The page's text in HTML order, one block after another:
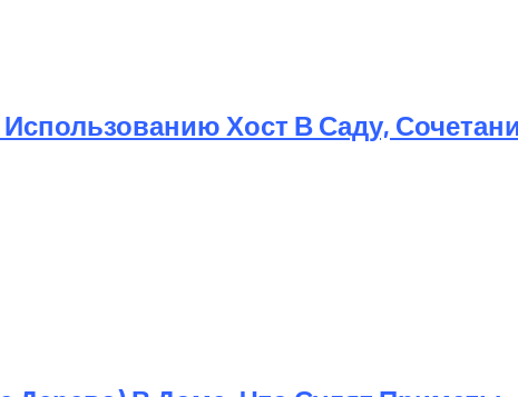
Хост В Саду,